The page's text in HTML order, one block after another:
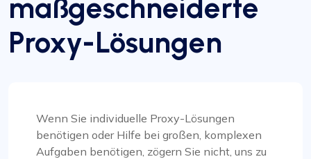
Erfolg und Wachstum!
Mia Allen
maßgeschneiderte
Proxy-Lösungen
Wenn Sie individuelle Proxy-Lösungen
benötigen oder Hilfe bei großen, komplexen
Aufgaben benötigen, zögern Sie nicht, uns zu